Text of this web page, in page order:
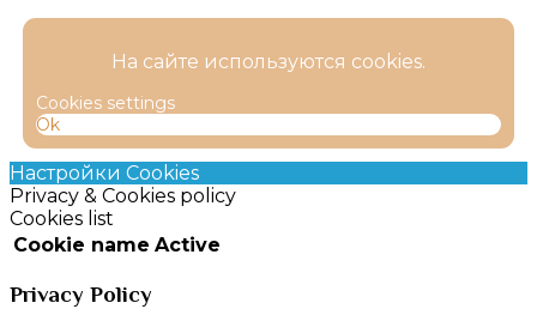
На сайте используются cookies.
Cookies settings
Ok
Настройки Cookies
Privacy & Cookies policy
Cookies list
Cookie name Active
Privacy Policy